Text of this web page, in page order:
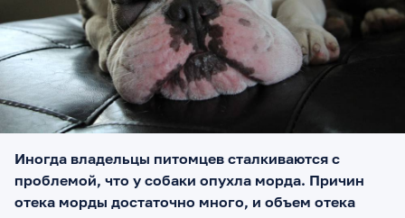
Иногда владельцы питомцев сталкиваются с
проблемой, что у собаки опухла морда. Причин
отека морды достаточно много, и объем отека